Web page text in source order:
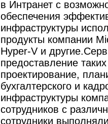
в Интранет с
обеспечения
инфраструктуры
продукты компании
Hyper-V и
предоставление
проектирование,
бухгалтерского и
инфраструктуры
сотрудников с
сотрудники